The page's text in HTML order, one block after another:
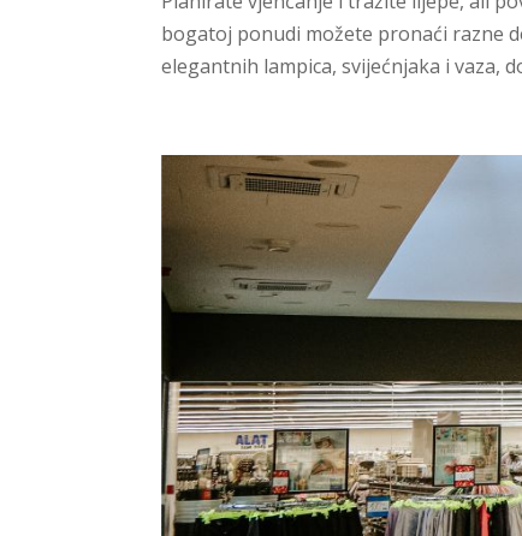
bogatoj ponudi možete pronaći razne
elegantnih lampica, svijećnjaka i vaza,